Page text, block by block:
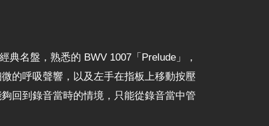
名盤，熟悉的 BWV 1007「Prelude」，
的呼吸聲響，以及左手在指板上移動按壓
回到錄音當時的情境，只能從錄音當中管